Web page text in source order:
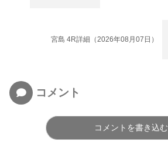
宮島 4R詳細（2026年08月07日）
コメント
コメントを書き込む